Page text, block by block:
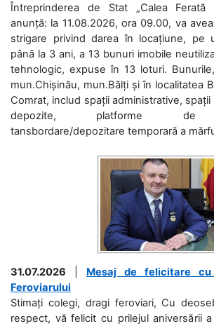
Întreprinderea de Stat „Calea Ferată
anunță: la 11.08.2026, ora 09.00, va
strigare privind darea în locațiune, pe
până la 3 ani, a 13 bunuri imobile
tehnologic, expuse în 13 loturi.
mun.Chișinău, mun.Bălți și în localitatea
Comrat, includ spații administrative,
depozite, platforme de
tansbordare/depozitare temporară a
31.07.2026
Mesaj de felicitare
Feroviarului
Stimați colegi, dragi feroviari, Cu
respect, vă felicit cu prilejul aniversării